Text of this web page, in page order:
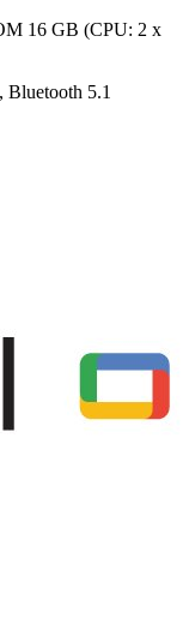
16 GB (CPU: 2 x
Bluetooth 5.1